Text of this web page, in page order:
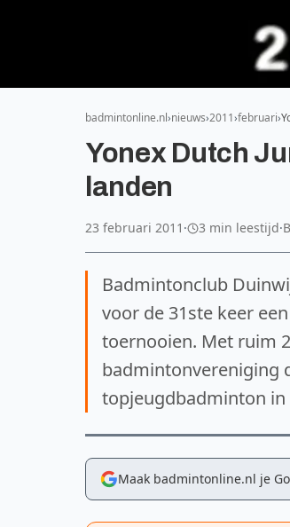
badmintonline.nl nieuws 2011 februari
Yonex Dutch
landen
23 februari 2011 · 3 min leestijd·
Badmintonclub
voor de 31ste keer
toernooien. Met ruim
badmintonvereniging
topjeugdbadminton in
Maak badmintonline.nl je